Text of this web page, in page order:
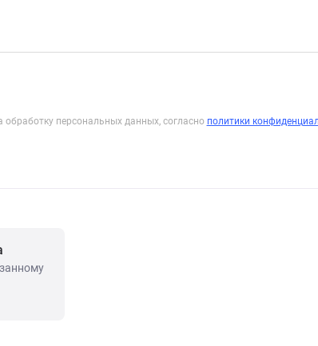
обработку персональных данных, согласно политики